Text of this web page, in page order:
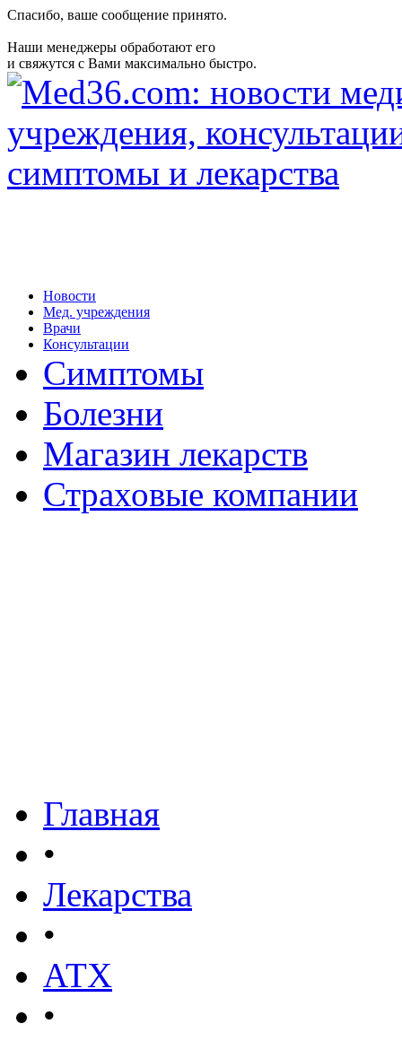
Спасибо, ваше сообщение принято.
Наши менеджеры обработают его
и свяжутся с Вами максимально быстро.
Новости
Мед. учреждения
Врачи
Консультации
Симптомы
Болезни
Магазин лекарств
Страховые компании
Главная
•
Лекарства
•
АТХ
•